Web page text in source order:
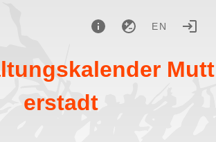
EN
Mutt
erstadt